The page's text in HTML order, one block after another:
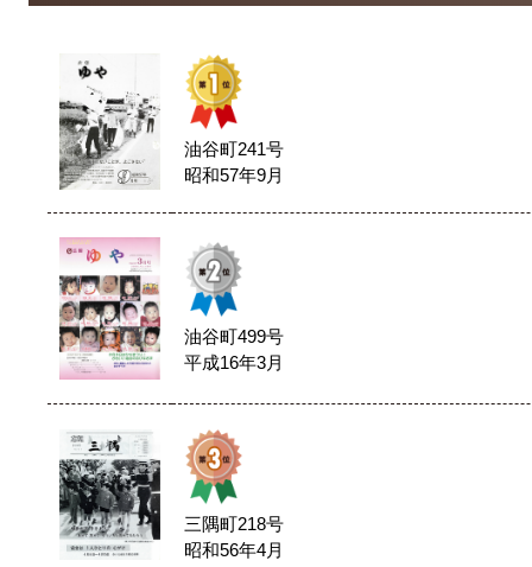
油谷町241号
昭和57年9月
油谷町499号
平成16年3月
三隅町218号
昭和56年4月